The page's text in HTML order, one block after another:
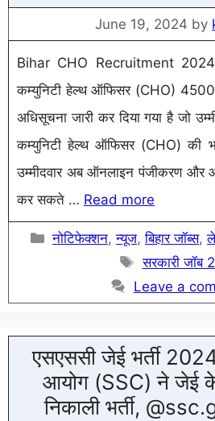
June 19, 2024 by
Bihar CHO Recruitment 2024:
कम्युनिटी हेल्थ ऑफिसर (CHO) 4500
अधिसूचना जारी कर दिया गया है जो
कम्युनिटी हेल्थ ऑफिसर (CHO) की
उम्मीदवार अब ऑनलाइन पंजीकरण और
कर सकते … Read more
Categories
नोटिफेक्शन,न्यूज,बिहार जॉब्स,
Tags
सरकारी जॉब
Leave a
एसएससी जेई भर्ती
आयोग (SSC) ने जेई
निकाली भर्ती,